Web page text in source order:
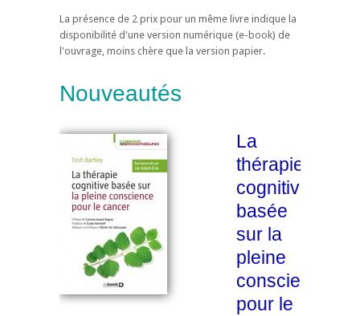
La présence de 2 prix pour un même livre indique la
disponibilité d'une version numérique (e-book) de
l'ouvrage, moins chère que la version papier.
Nouveautés
La
thérapie
cognitive
basée
sur la
pleine
conscience
pour le